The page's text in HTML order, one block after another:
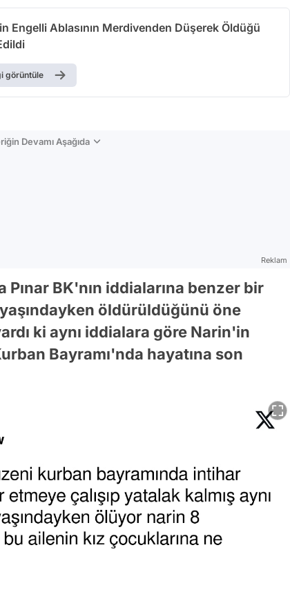
Engelli Ablasının Merdivenden Düşerek Öldüğü
görüntüle
Devamı Aşağıda
Reklam
Pınar BK'nın iddialarına benzer bir
öldürüldüğünü öne
ki aynı iddialara göre Narin'in
Bayramı'nda hayatına son